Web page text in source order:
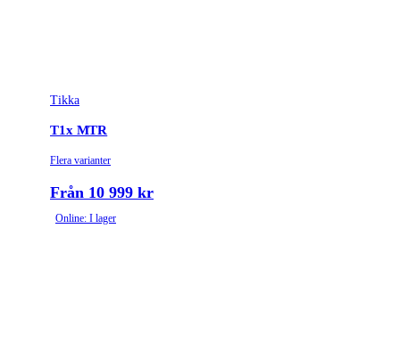
Tikka
T1x MTR
Flera varianter
Från 10 999 kr
Online: I lager